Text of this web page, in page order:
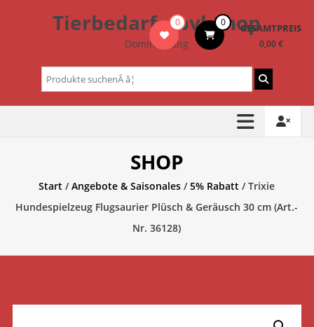
Tierbedarf – bvl-Shop
Dominik Lang
0 0 GESAMTPREIS
0,00 €
Suchen
nach:
SHOP
Start /Angebote & Saisonales /5% Rabatt / Trixie
Hundespielzeug Flugsaurier Plüsch & Geräusch 30 cm (Art.-
Nr. 36128)